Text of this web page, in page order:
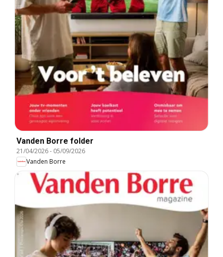
Vanden Borre folder
21/04/2026- 05/09/2026
Vanden Borre